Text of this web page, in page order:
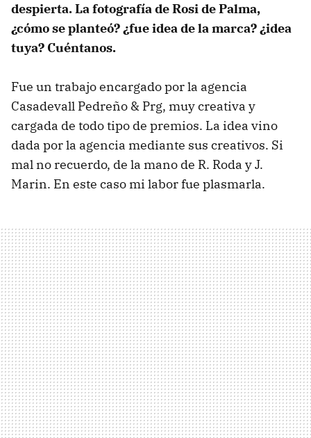
despierta. La fotografía de Rosi de Palma,
¿cómo se planteó? ¿fue idea de la marca? ¿idea
tuya? Cuéntanos.
Fue un trabajo encargado por la agencia
Casadevall Pedreño & Prg, muy creativa y
cargada de todo tipo de premios. La idea vino
dada por la agencia mediante sus creativos. Si
mal no recuerdo, de la mano de R. Roda y J.
Marin. En este caso mi labor fue plasmarla.